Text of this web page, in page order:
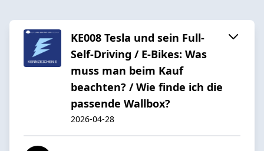
KE008 Tesla und sein Full-
Self-Driving / E-Bikes: Was
muss man beim Kauf
beachten? / Wie finde ich die
passende Wallbox?
2026-04-28